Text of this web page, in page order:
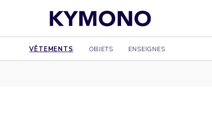
VÊTEMENTS OBJETS ENSEIGNES